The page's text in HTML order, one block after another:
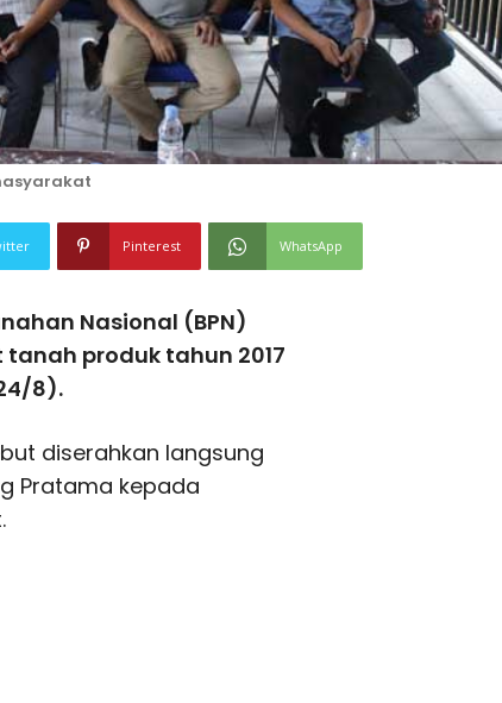
Pinterest WhatsApp
Nasional (BPN)
produk tahun 2017
8).
diserahkan langsung
Pratama kepada